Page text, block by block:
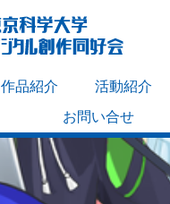
作品紹介
活動紹介
お問い合せ